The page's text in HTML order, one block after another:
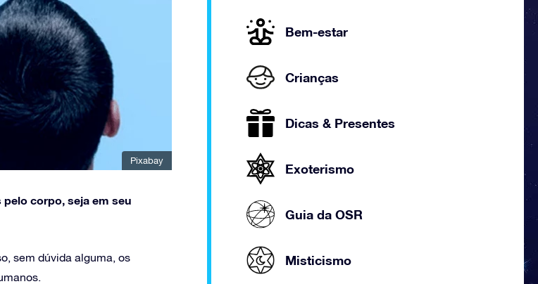
Pixabay
corpo, seja em seu
sem dúvida alguma, os
Bem-estar
Crianças
Dicas & Presentes
Exoterismo
Guia da OSR
Misticismo